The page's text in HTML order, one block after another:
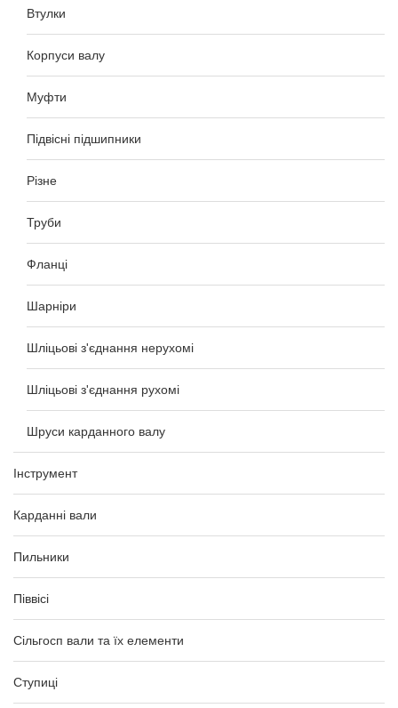
Втулки
Корпуси валу
Муфти
Підвісні підшипники
Різне
Труби
Фланці
Шарніри
Шліцьові з'єднання нерухомі
Шліцьові з'єднання рухомі
Шруси карданного валу
Інструмент
Карданні вали
Пильники
Піввісі
Сільгосп вали та їх елементи
Ступиці